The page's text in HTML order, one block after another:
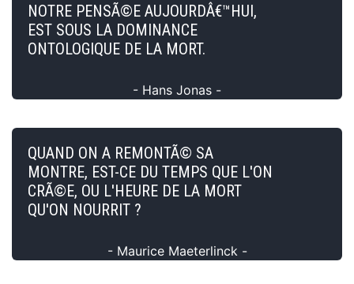
NOTRE PENSÃ©E AUJOURDÂ€™HUI,
EST SOUS LA DOMINANCE
ONTOLOGIQUE DE LA MORT.
- Hans Jonas -
QUAND ON A REMONTÃ© SA
MONTRE, EST-CE DU TEMPS QUE L'ON
CRÃ©E, OU L'HEURE DE LA MORT
QU'ON NOURRIT ?
- Maurice Maeterlinck -